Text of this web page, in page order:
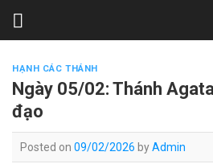
Skip
HẠNH CÁC THÁNH
Ngày 05/02: Thánh
đạo
Posted on 09/02/2026 byAdmin